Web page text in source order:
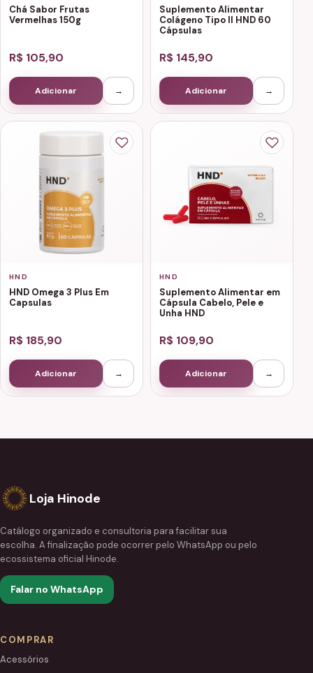
Chá Sabor Frutas
Vermelhas 150g
R$ 105,90
Adicionar →
Suplemento Alimentar
Colágeno Tipo II HND 60
Cápsulas
R$ 145,90
Adicionar →
HND
HND Omega 3 Plus Em
Capsulas
R$ 185,90
Adicionar →
HND
Suplemento Alimentar em
Cápsula Cabelo, Pele e
Unha HND
R$ 109,90
Adicionar →
Loja Hinode
Catálogo organizado e consultoria para facilitar sua
escolha. A finalização pode ocorrer pelo WhatsApp ou pelo
ecossistema oficial Hinode.
Falar no WhatsApp
COMPRAR
Acessórios